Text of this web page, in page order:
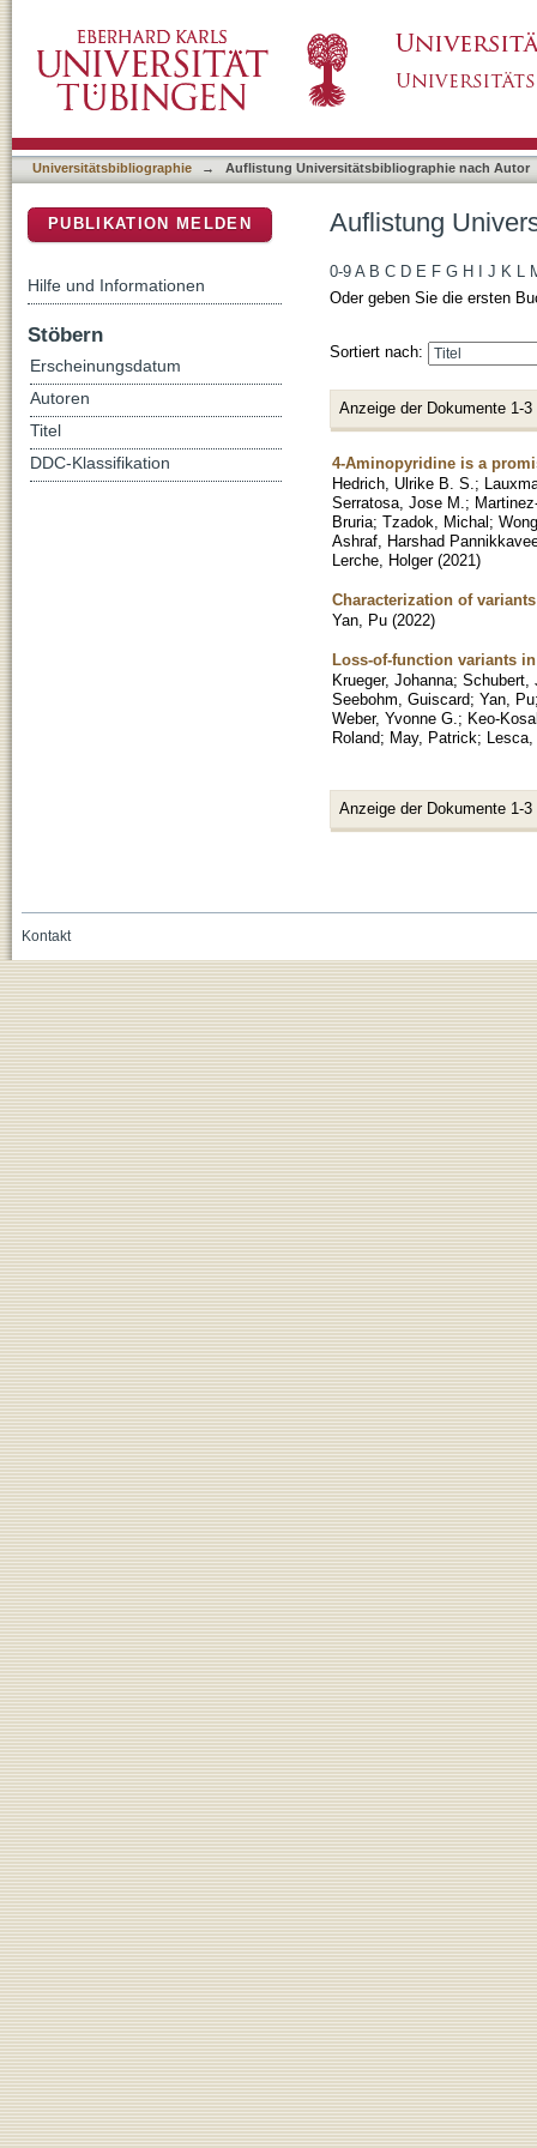
Universitätsbibliographie → Auflistung Universitätsbibliographie nach Autor
Auflistung
0-9 A B C D E F G H J K L
Oder geben Sie die ersten
Sortiert nach:
Anzeige der Dokumente 1-3
4-Aminopyridine is a
Hedrich, Ulrike B. S. ;
Serratosa, Jose M. ;
Bruria; Tzadok, Michal;
Ashraf, Harshad
Lerche, Holger (2021)
Characterization of
Yan, Pu (2022)
Loss-of-function variants
Krueger, Johanna; Schubert,
Seebohm, Guiscard; Yan, Pu
Weber, Yvonne G. ; Keo-
Roland; May, Patrick; Lesca,
Anzeige der Dokumente 1-3
PUBLIKATION MELDEN
Hilfe und Informationen
Stöbern
Erscheinungsdatum
Autoren
Titel
DDC-Klassifikation
Kontakt